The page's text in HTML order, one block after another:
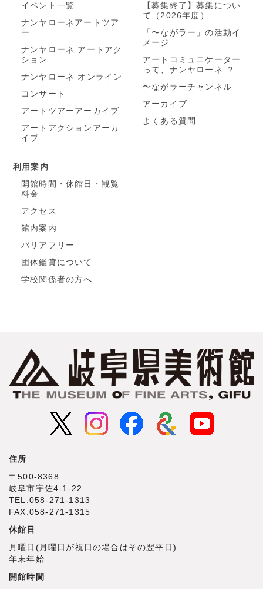
イベント一覧
ナンヤローネアートツア
ー
ナンヤローネ アートアク
ション
ナンヤローネ オンライン
コンサート
アートツアーアーカイブ
アートアクションアーカ
イブ
【募集終了】募集につい
て（2026年度）
「〜ながラー」の活動イ
メージ
アートコミュニケーター
って、ナンヤローネ ？
〜ながラーチャンネル
アーカイブ
よくある質問
利用案内
開館時間・休館日・観覧
料金
アクセス
館内案内
バリアフリー
団体鑑賞について
学校関係者の方へ
住所
〒500‐8368
岐阜市宇佐4‐1‐22
TEL:058-271-1313
FAX:058-271-1315
休館日
月曜日(月曜日が祝日の場合はその翌平日)
年末年始
開館時間